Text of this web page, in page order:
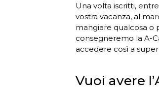
Una volta iscritti,
vostra vacanza, al
mangiare qualcosa o
consegneremo la A-
accedere così a
Vuoi avere